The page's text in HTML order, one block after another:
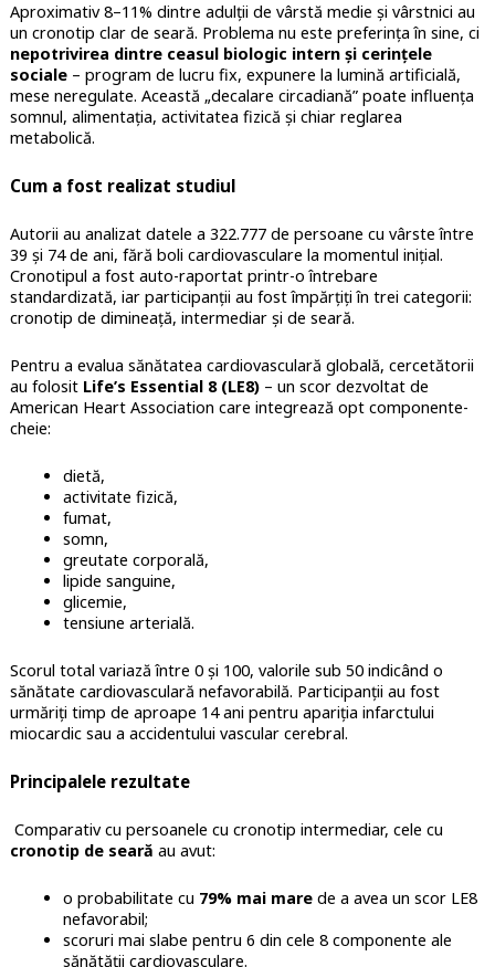
Aproximativ 8–11% dintre adulții de vârstă medie și vârstnici au
un cronotip clar de seară. Problema nu este preferința în sine, ci
nepotrivirea dintre ceasul biologic intern și cerințele
sociale– program de lucru fix, expunere la lumină artificială,
mese neregulate. Această „decalare circadiană” poate influența
somnul, alimentația, activitatea fizică și chiar reglarea
metabolică.
Cum a fost realizat studiul
Autorii au analizat datele a 322.777 de persoane cu vârste între
39 și 74 de ani, fără boli cardiovasculare la momentul inițial.
Cronotipul a fost auto-raportat printr-o întrebare
standardizată, iar participanții au fost împărțiți în trei categorii:
cronotip de dimineață, intermediar și de seară.
Pentru a evalua sănătatea cardiovasculară globală, cercetătorii
au folosit Life’s Essential 8 (LE8)– un scor dezvoltat de
American Heart Association care integrează opt componente-
cheie:
dietă,
activitate fizică,
fumat,
somn,
greutate corporală,
lipide sanguine,
glicemie,
tensiune arterială.
Scorul total variază între 0 și 100, valorile sub 50 indicând o
sănătate cardiovasculară nefavorabilă. Participanții au fost
urmăriți timp de aproape 14 ani pentru apariția infarctului
miocardic sau a accidentului vascular cerebral.
Principalele rezultate
Comparativ cu persoanele cu cronotip intermediar, cele cu
cronotip de seară au avut:
o probabilitate cu 79% mai marede a avea un scor LE8
nefavorabil;
scoruri mai slabe pentru 6 din cele 8 componente ale
sănătății cardiovasculare.